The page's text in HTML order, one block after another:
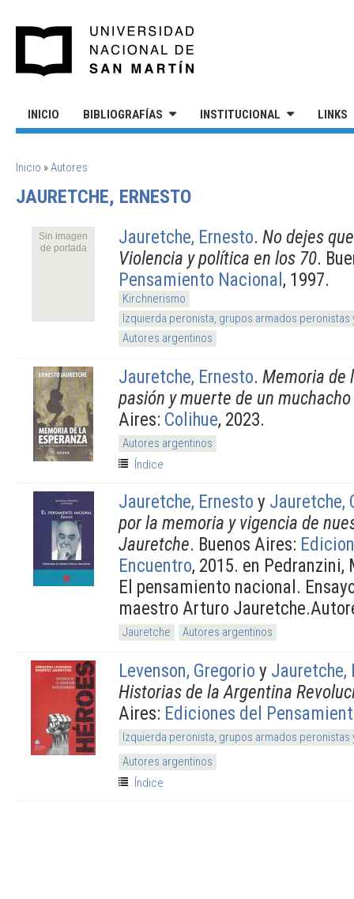
INICIO BIBLIOGRAFÍAS INSTITUCIONAL LINKS
SE ENCUENTRA USTED AQUÍ
Inicio »Autores
JAURETCHE, ERNESTO
Sin imagen
de portada
Jauretche, Ernesto. No dejes
Violencia y política en los 70.
Pensamiento Nacional, 1997.
Kirchnerismo
Izquierda peronista, grupos armados
Autores argentinos
Jauretche, Ernesto. Memoria de
pasión y muerte de un
Aires: Colihue, 2023.
Autores argentinos
Índice
Jauretche, Ernesto y Jauretche,
por la memoria y vigencia de
Jauretche. Buenos Aires:
Encuentro, 2015. en
El pensamiento nacional.
maestro Arturo
Jauretche Autores argentinos
Levenson, Gregorio y Jauretche,
Historias de la Argentina
Aires: Ediciones del
Izquierda peronista, grupos armados
Autores argentinos
Índice